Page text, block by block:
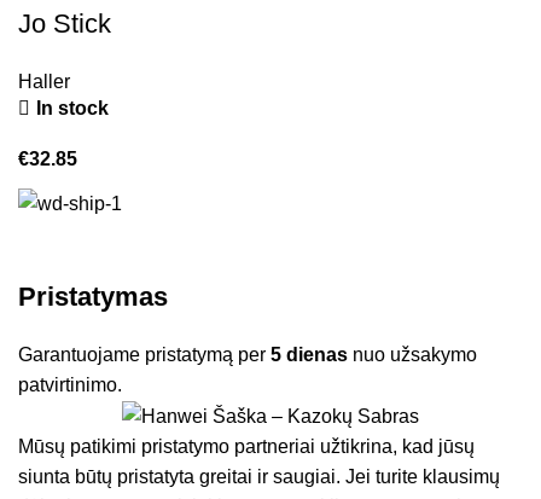
Jo Stick
Haller
In stock
€32.85
Pristatymas
Garantuojame pristatymą per5 dienas nuo užsakymo
patvirtinimo.
Mūsų patikimi pristatymo partneriai užtikrina, kad jūsų
siunta būtų pristatyta greitai ir saugiai. Jei turite klausimų